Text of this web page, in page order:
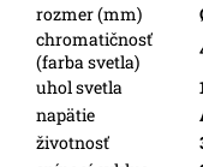
rozmer (mm)
chromatičnosť
(farba svetla)
uhol svetla
napätie
životnosť